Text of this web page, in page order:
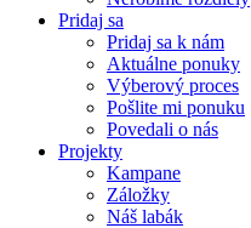
Pridaj sa
Pridaj sa k nám
Aktuálne ponuky
Výberový proces
Pošlite mi ponuku
Povedali o nás
Projekty
Kampane
Záložky
Náš labák